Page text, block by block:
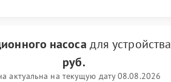
насоса для устройства
руб.
актуальна на текущую дату 08.08.2026